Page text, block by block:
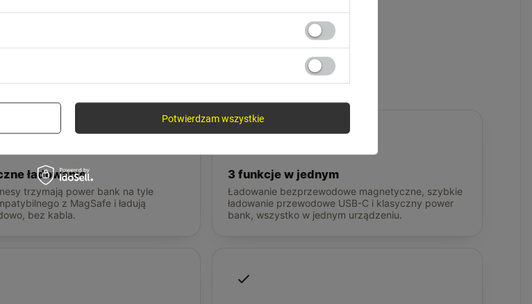
od power banku
ładowanie
trzymają power bank na tyle
z MagSafe i ładują
bez kabla.
3 funkcje w jednym
Ładowanie bezprzewodowe magnetyczne, szybkie
ładowanie przewodowe USB-C i klasyczny power
bank, wszystko w jednym urządzeniu.
Potwierdzam wszystkie